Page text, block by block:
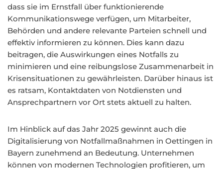
dass sie im Ernstfall über funktionierende
Kommunikationswege verfügen, um Mitarbeiter,
Behörden und andere relevante Parteien schnell und
effektiv informieren zu können. Dies kann dazu
beitragen, die Auswirkungen eines Notfalls zu
minimieren und eine reibungslose Zusammenarbeit in
Krisensituationen zu gewährleisten. Darüber hinaus ist
es ratsam, Kontaktdaten von Notdiensten und
Ansprechpartnern vor Ort stets aktuell zu halten.
Im Hinblick auf das Jahr 2025 gewinnt auch die
Digitalisierung von Notfallmaßnahmen in Oettingen in
Bayern zunehmend an Bedeutung. Unternehmen
können von modernen Technologien profitieren, um